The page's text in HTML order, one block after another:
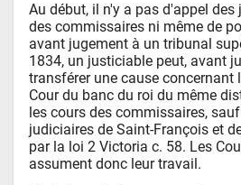
Au début, il n'y a pas d'appel
des commissaires ni même de
avant jugement à un tribunal
1834, un justiciable peut, avant
transférer une cause concernant
Cour du banc du roi du même
les cours des commissaires,
judiciaires de Saint-François et
par la loi 2 Victoria c. 58. Les
assument donc leur travail.